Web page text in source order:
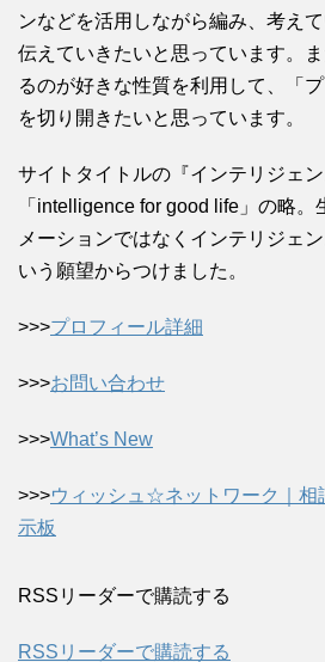
ンなどを活用しながら編み、考え
伝えていきたいと思っています。
るのが好きな性質を利用して、「
を切り開きたいと思っています。
サイトタイトルの『インテリジェ
「intelligence for good life」の略
メーションではなくインテリジェ
いう願望からつけました。
>>>プロフィール詳細
>>>お問い合わせ
>>>What’s New
>>>ウィッシュ☆ネットワーク｜相
示板
RSSリーダーで購読する
RSSリーダーで購読する